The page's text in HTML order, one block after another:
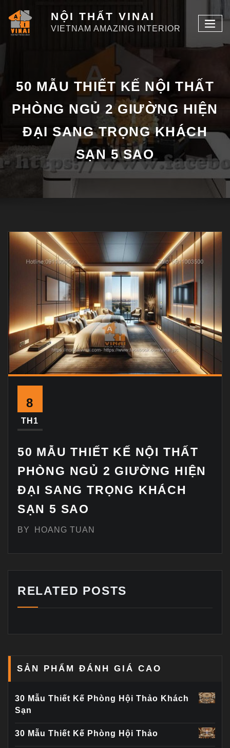
NỘI THẤT VINAI
VIETNAM AMAZING INTERIOR
50 MẪU THIẾT KẾ NỘI THẤT
PHÒNG NGỦ 2 GIƯỜNG HIỆN
ĐẠI SANG TRỌNG KHÁCH
SẠN 5 SAO
8
TH1
50 MẪU THIẾT KẾ NỘI THẤT
PHÒNG NGỦ 2 GIƯỜNG HIỆN
ĐẠI SANG TRỌNG KHÁCH
SẠN 5 SAO
BY HOANG TUAN
RELATED POSTS
SẢN PHẨM ĐÁNH GIÁ CAO
30 Mẫu Thiết Kế Phòng Hội Thảo Khách
Sạn
30 Mẫu Thiết Kế Phòng Hội Thảo